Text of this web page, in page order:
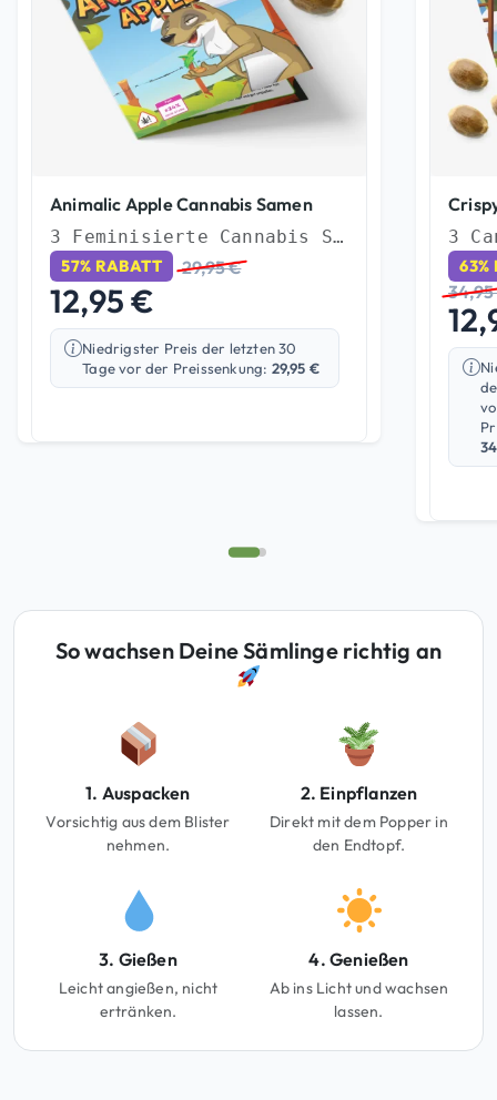
Animalic Apple Cannabis Samen
3 Feminisierte Cannabis Samen
57% RABATT 29,95€
12,95€
Niedrigster Preis der letzten 30
Tage vor der Preissenkung: 29,95 €
63%
34,95
So wachsen Deine Sämlinge richtig an
1. Auspacken
Vorsichtig aus dem Blister
nehmen.
2. Einpflanzen
Direkt mit dem Popper in
den Endtopf.
3. Gießen
Leicht angießen, nicht
ertränken.
4. Genießen
Ab ins Licht und wachsen
lassen.